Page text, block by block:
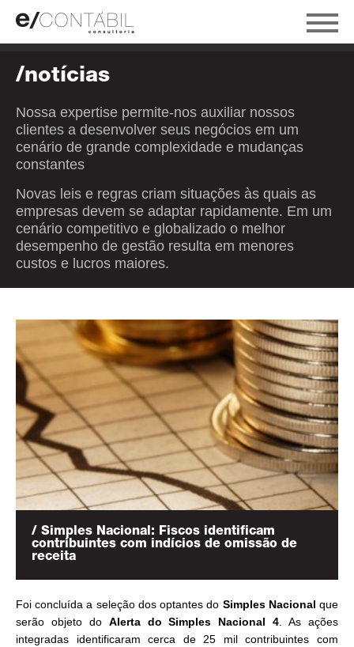
/notícias
Nossa expertise permite-nos auxiliar nossos
clientes a desenvolver seus negócios em um
cenário de grande complexidade e mudanças
constantes
Novas leis e regras criam situações às quais as
empresas devem se adaptar rapidamente. Em um
cenário competitivo e globalizado o melhor
desempenho de gestão resulta em menores
custos e lucros maiores.
/ Simples Nacional: Fiscos identificam
contribuintes com indícios de omissão de
receita
Foi concluída a seleção dos optantes do Simples Nacional que
serão objeto do Alerta do Simples Nacional 4 . As ações
integradas identificaram cerca de 25 mil contribuintes com